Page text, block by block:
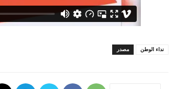
مصدر نداء الوطن